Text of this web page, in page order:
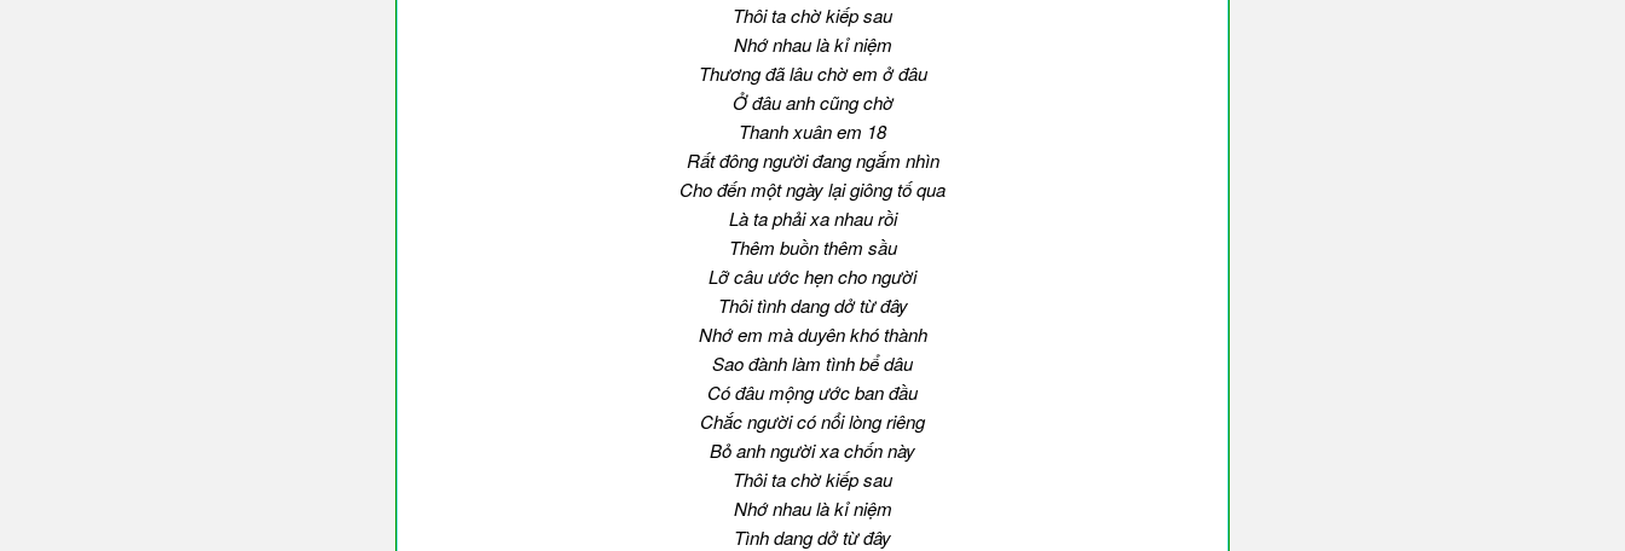
Thôi ta chờ kiếp sau
Nhớ nhau là kỉ niệm
Thương đã lâu chờ em ở đâu
Ở đâu anh cũng chờ
Thanh xuân em 18
Rất đông người đang ngắm nhìn
Cho đến một ngày lại giông tố qua
Là ta phải xa nhau rồi
Thêm buồn thêm sầu
Lỡ câu ước hẹn cho người
Thôi tình dang dở từ đây
Nhớ em mà duyên khó thành
Sao đành làm tình bể dâu
Có đâu mộng ước ban đầu
Chắc người có nổi lòng riêng
Bỏ anh người xa chốn này
Thôi ta chờ kiếp sau
Nhớ nhau là kỉ niệm
Tình dang dở từ đây